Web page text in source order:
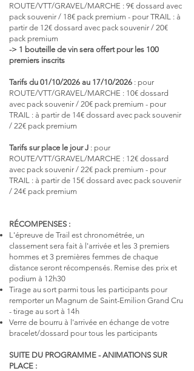
ROUTE/VTT/GRAVEL/MARCHE : 9€ dossard avec
pack souvenir / 18€ pack premium - pour TRAIL : à
partir de 12€ dossard avec pack souvenir / 20€
pack premium
-> 1 bouteille de vin sera offert pour les 100
premiers inscrits
Tarifs du 01/10/2026 au 17/10/2026 : pour
ROUTE/VTT/GRAVEL/MARCHE : 10€ dossard
avec pack souvenir / 20€ pack premium - pour
TRAIL : à partir de 14€ dossard avec pack souvenir
/ 22€ pack premium
Tarifs sur place le jour J : pour
ROUTE/VTT/GRAVEL/MARCHE : 12€ dossard
avec pack souvenir / 22€ pack premium - pour
TRAIL : à partir de 15€ dossard avec pack souvenir
/ 24€ pack premium
RÉCOMPENSES :
L'épreuve de Trail est chronométrée, un
classement sera fait à l'arrivée et les 3 premiers
hommes et 3 premières femmes de chaque
distance seront récompensés. Remise des prix et
podium à 12h30
Tirage au sort parmi tous les participants pour
remporter un Magnum de Saint-Emilion Grand Cru
- tirage au sort à 14h
Verre de bourru à l'arrivée en échange de votre
bracelet/dossard pour tous les participants
SUITE DU PROGRAMME - ANIMATIONS SUR
PLACE :